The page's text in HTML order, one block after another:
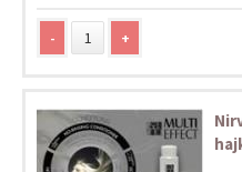
- +